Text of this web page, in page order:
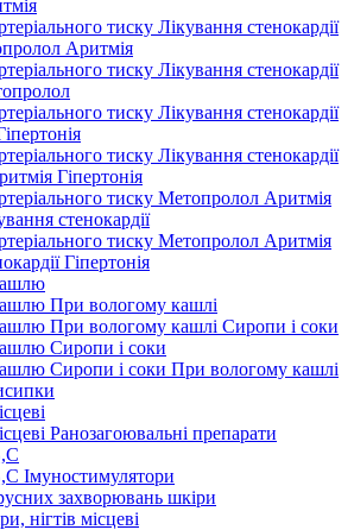
тиску Лікування стенокардії
Аритмія
тиску Лікування стенокардії
тиску Лікування стенокардії
тиску Лікування стенокардії
Гіпертонія
тиску Метопролол Аритмія
стенокардії
тиску Метопролол Аритмія
Гіпертонія
При вологому кашлі
При вологому кашлі Сиропи і соки
Сиропи і соки
Сиропи і соки При вологому кашлі
Ранозагоювальні препарати
Імуностимулятори
захворювань шкіри
нігтів місцеві